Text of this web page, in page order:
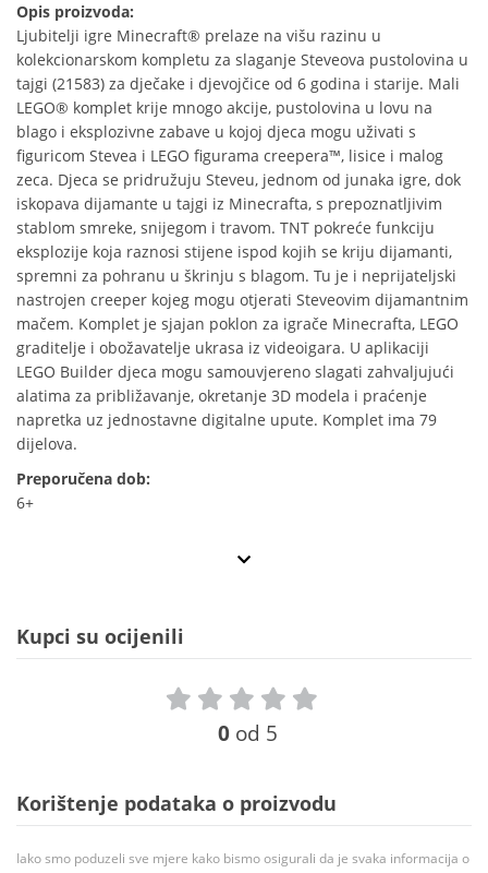
Opis proizvoda:
Ljubitelji igre Minecraft® prelaze na višu razinu u
kolekcionarskom kompletu za slaganje Steveova pustolovina u
tajgi (21583) za dječake i djevojčice od 6 godina i starije. Mali
LEGO® komplet krije mnogo akcije, pustolovina u lovu na
blago i eksplozivne zabave u kojoj djeca mogu uživati s
figuricom Stevea i LEGO figurama creepera™, lisice i malog
zeca. Djeca se pridružuju Steveu, jednom od junaka igre, dok
iskopava dijamante u tajgi iz Minecrafta, s prepoznatljivim
stablom smreke, snijegom i travom. TNT pokreće funkciju
eksplozije koja raznosi stijene ispod kojih se kriju dijamanti,
spremni za pohranu u škrinju s blagom. Tu je i neprijateljski
nastrojen creeper kojeg mogu otjerati Steveovim dijamantnim
mačem. Komplet je sjajan poklon za igrače Minecrafta, LEGO
graditelje i obožavatelje ukrasa iz videoigara. U aplikaciji
LEGO Builder djeca mogu samouvjereno slagati zahvaljujući
alatima za približavanje, okretanje 3D modela i praćenje
napretka uz jednostavne digitalne upute. Komplet ima 79
dijelova.
Preporučena dob:
6+
Kupci su ocijenili
0 od 5
Korištenje podataka o proizvodu
Iako smo poduzeli sve mjere kako bismo osigurali da je svaka informacija o